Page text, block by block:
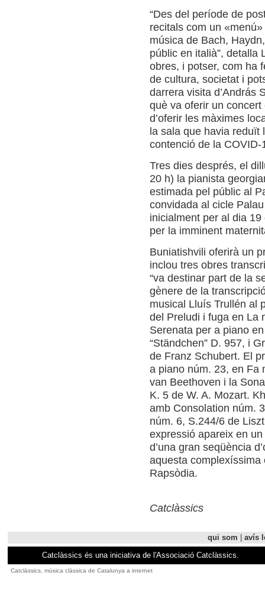
“Des del període de
recitals com un
música de Bach,
públic en italià”, detalla
obres, i potser, com ha
de cultura, societat i
darrera visita d’András
què va oferir un
d’oferir les màximes
la sala que havia reduït
contenció de la COVID-
Tres dies després, el
20 h) la pianista
estimada pel públic al
convidada al cicle
inicialment per al dia
per la imminent
Buniatishvili oferirà un
inclou tres obres
“va destinar part de la
gènere de la
musical Lluís Trullén al
del Preludi i fuga en La
Serenata per a piano
“Ständchen” D. 957, i
de Franz Schubert. El
a piano núm. 23, en Fa
van Beethoven i la
K. 5 de W. A. Mozart.
amb Consolation núm.
núm. 6, S.244/6 de
expressió apareix en
d’una gran seqüència
aquesta complexíssima
Rapsòdia.
Catclàssics
qui som | avís
Catclàssics és una iniciativa de l'Associació Catclàssics.
Catclàssics, música clàssica de Catalunya a internet